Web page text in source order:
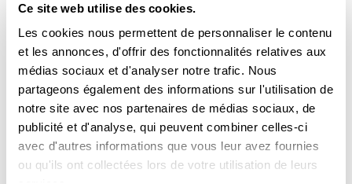
Ce site web utilise des cookies.
Les cookies nous permettent de personnaliser le contenu
et les annonces, d'offrir des fonctionnalités relatives aux
médias sociaux et d'analyser notre trafic. Nous
partageons également des informations sur l'utilisation de
notre site avec nos partenaires de médias sociaux, de
publicité et d'analyse, qui peuvent combiner celles-ci
avec d'autres informations que vous leur avez fournies
ou qu'ils ont collectées lors de votre utilisation de leurs
Forum de recrutement
Découvrir l'événement
En ligne︱07.10.26 - 09.10.26